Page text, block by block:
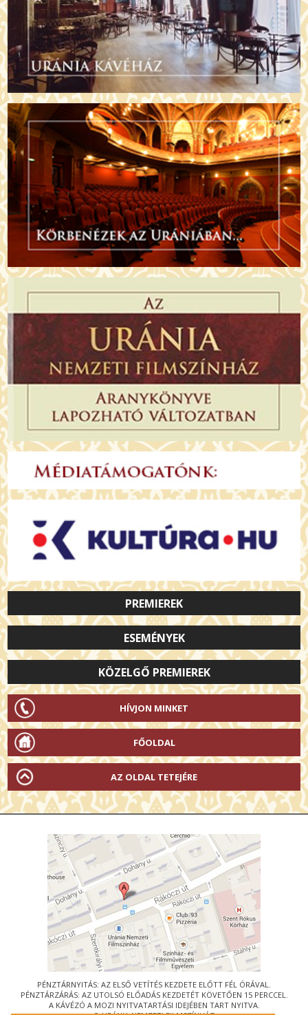
PREMIEREK
ESEMÉNYEK
KÖZELGŐ PREMIEREK
HÍVJON MINKET
FŐOLDAL
AZ OLDAL TETEJÉRE
PÉNZTÁRNYITÁS: AZ ELSŐ VETÍTÉS KEZDETE ELŐTT FÉL ÓRÁVAL.
PÉNZTÁRZÁRÁS: AZ UTOLSÓ ELŐADÁS KEZDETÉT KÖVETŐEN 15 PERCCEL.
A KÁVÉZÓ A MOZI NYITVATARTÁSI IDEJÉBEN TART NYITVA.